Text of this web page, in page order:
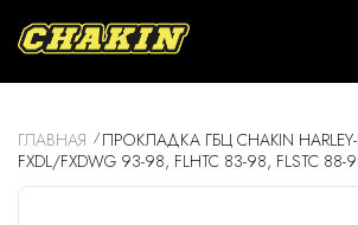
ГЛАВНАЯ
ПРОКЛАДКА ГБЦ CHAKIN HARLEY-
FXDL/FXDWG 93-98, FLHTC 83-98, FLSTC 88-